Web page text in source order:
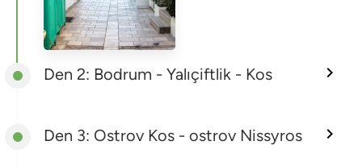
Den 2: Bodrum - Yalıçiftlik - Kos
Den 3: Ostrov Kos - ostrov Nissyros